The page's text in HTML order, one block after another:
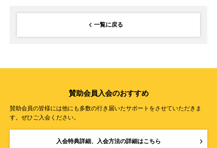
一覧に戻る
賛助会員入会のおすすめ
賛助会員の皆様には他にも多数の行き届いたサポートをさせていただきま
す。ぜひご入会ください。
入会特典詳細、入会方法の詳細はこちら